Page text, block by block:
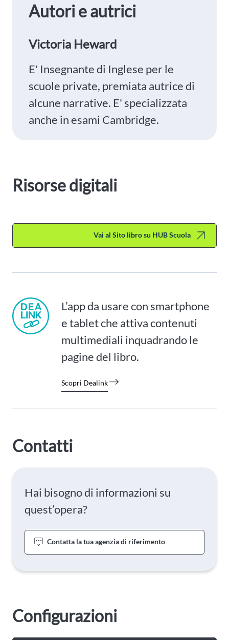
Autori e autrici
Victoria Heward
E' Insegnante di Inglese per le
scuole private, premiata autrice di
alcune narrative. E' specializzata
anche in esami Cambridge.
Risorse digitali
Vai al Sito libro su HUB Scuola
L’app da usare con smartphone
e tablet che attiva contenuti
multimediali inquadrando le
pagine del libro.
Scopri Dealink
Contatti
Hai bisogno di informazioni su
quest’opera?
Contatta la tua agenzia di riferimento
Configurazioni